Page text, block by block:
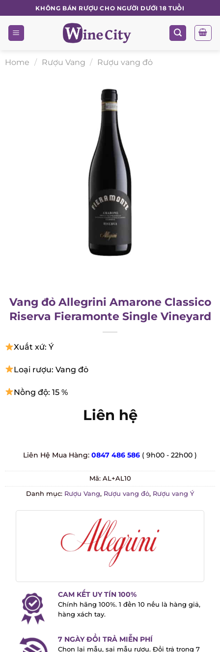
to
content
KHÔNG BÁN RƯỢU CHO NGƯỜI DƯỚI 18 TUỔI
Home / Rượu Vang / Rượu vang đỏ
Vang đỏ Allegrini Amarone Classico
Riserva Fieramonte Single Vineyard
Xuất xứ: Ý
Loại rượu: Vang đỏ
Nồng độ: 15 %
Liên hệ
Liên Hệ Mua Hàng:0847 486 586 ( 9h00 - 22h00 )
Mã:AL+AL10
Danh mục:Rượu Vang,Rượu vang đỏ,Rượu vang Ý
CAM KẾT UY TÍN 100%
Chính hãng 100%. 1 đền 10 nếu là hàng
giả, hàng xách tay.
7 NGÀY ĐỔI TRẢ MIỄN PHÍ
Chọn lại mẫu, sai mẫu rượu. Đổi trả trong